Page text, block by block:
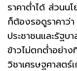
ราคาต่ำได้ ส่วนน
ก็ต้องรอดูราคาว่
ประชาชนและรัฐบ
ข้าวไม่ตกต่ำอย่า
วิชาเศรษ